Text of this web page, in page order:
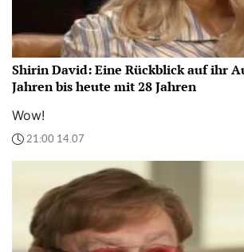
Shirin David: Eine Rückblick auf ihr
Jahren bis heute mit 28 Jahren
Wow!
21:00 14.07